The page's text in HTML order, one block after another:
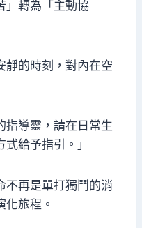
」轉為「主動協
靜的時刻，對內在空
指導靈，請在日常生
給予指引。」
不再是單打獨鬥的消
旅程。